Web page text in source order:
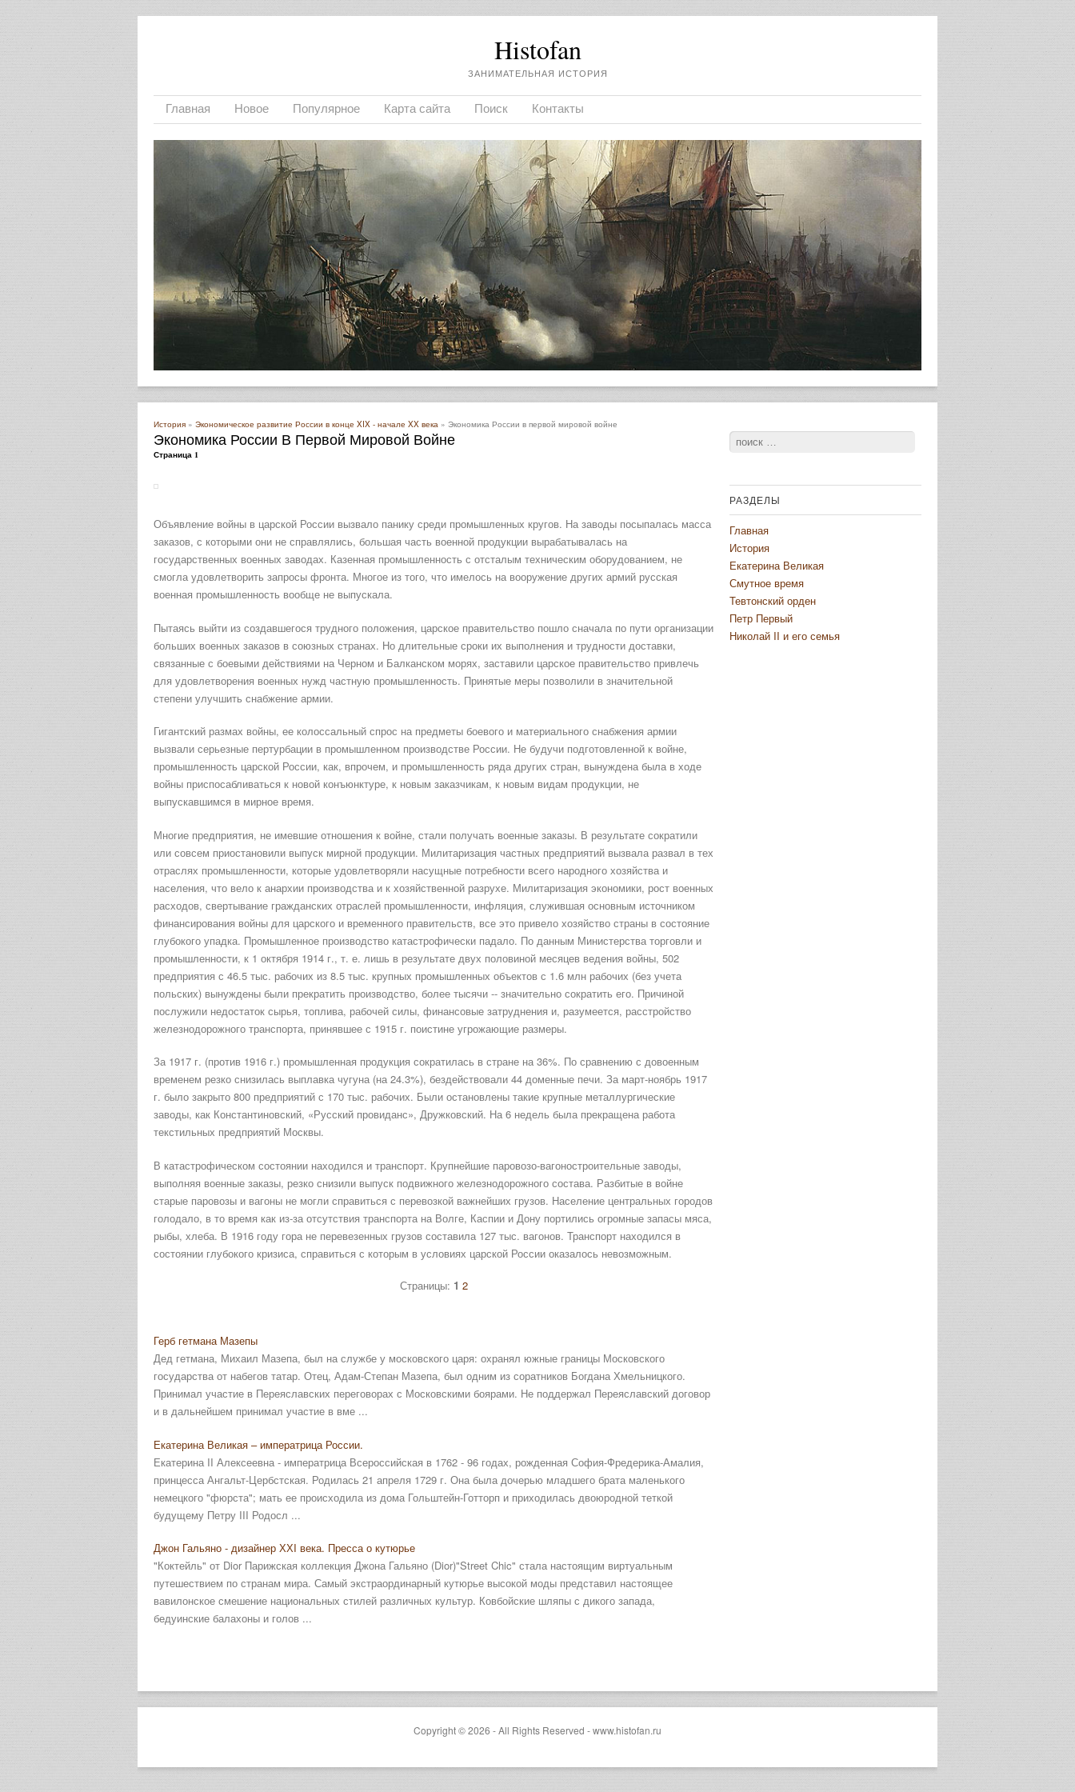
Histofan
ЗАНИМАТЕЛЬНАЯ ИСТОРИЯ
Главная Новое Популярное Карта сайта Поиск Контакты
История » Экономическое развитие России в конце XIX - начале XX века » Экономика России в первой мировой войне
Экономика России В Первой Мировой Войне
Страница 1
Объявление войны в царской России вызвало панику среди промышленных кругов. На заводы посыпалась масса
заказов, с которыми они не справлялись, большая часть военной продукции вырабатывалась на
государственных военных заводах. Казенная промышленность с отсталым техническим оборудованием, не
смогла удовлетворить запросы фронта. Многое из того, что имелось на вооружение других армий русская
военная промышленность вообще не выпускала.
Пытаясь выйти из создавшегося трудного положения, царское правительство пошло сначала по пути организации
больших военных заказов в союзных странах. Но длительные сроки их выполнения и трудности доставки,
связанные с боевыми действиями на Черном и Балканском морях, заставили царское правительство привлечь
для удовлетворения военных нужд частную промышленность. Принятые меры позволили в значительной
степени улучшить снабжение армии.
Гигантский размах войны, ее колоссальный спрос на предметы боевого и материального снабжения армии
вызвали серьезные пертурбации в промышленном производстве России. Не будучи подготовленной к войне,
промышленность царской России, как, впрочем, и промышленность ряда других стран, вынуждена была в ходе
войны приспосабливаться к новой конъюнктуре, к новым заказчикам, к новым видам продукции, не
выпускавшимся в мирное время.
Многие предприятия, не имевшие отношения к войне, стали получать военные заказы. В результате сократили
или совсем приостановили выпуск мирной продукции. Милитаризация частных предприятий вызвала развал в тех
отраслях промышленности, которые удовлетворяли насущные потребности всего народного хозяйства и
населения, что вело к анархии производства и к хозяйственной разрухе. Милитаризация экономики, рост военных
расходов, свертывание гражданских отраслей промышленности, инфляция, служившая основным источником
финансирования войны для царского и временного правительств, все это привело хозяйство страны в состояние
глубокого упадка. Промышленное производство катастрофически падало. По данным Министерства торговли и
промышленности, к 1 октября 1914 г., т. е. лишь в результате двух половиной месяцев ведения войны, 502
предприятия с 46.5 тыс. рабочих из 8.5 тыс. крупных промышленных объектов с 1.6 млн рабочих (без учета
польских) вынуждены были прекратить производство, более тысячи -- значительно сократить его. Причиной
послужили недостаток сырья, топлива, рабочей силы, финансовые затруднения и, разумеется, расстройство
железнодорожного транспорта, принявшее с 1915 г. поистине угрожающие размеры.
За 1917 г. (против 1916 г.) промышленная продукция сократилась в стране на 36%. По сравнению с довоенным
временем резко снизилась выплавка чугуна (на 24.3%), бездействовали 44 доменные печи. За март-ноябрь 1917
г. было закрыто 800 предприятий с 170 тыс. рабочих. Были остановлены такие крупные металлургические
заводы, как Константиновский, «Русский провиданс», Дружковский. На 6 недель была прекращена работа
текстильных предприятий Москвы.
В катастрофическом состоянии находился и транспорт. Крупнейшие паровозо-вагоностроительные заводы,
выполняя военные заказы, резко снизили выпуск подвижного железнодорожного состава. Разбитые в войне
старые паровозы и вагоны не могли справиться с перевозкой важнейших грузов. Население центральных городов
голодало, в то время как из-за отсутствия транспорта на Волге, Каспии и Дону портились огромные запасы мяса,
рыбы, хлеба. В 1916 году гора не перевезенных грузов составила 127 тыс. вагонов. Транспорт находился в
состоянии глубокого кризиса, справиться с которым в условиях царской России оказалось невозможным.
Страницы: 1 2
Герб гетмана Мазепы
Дед гетмана, Михаил Мазепа, был на службе у московского царя: охранял южные границы Московского
государства от набегов татар. Отец, Адам-Степан Мазепа, был одним из соратников Богдана Хмельницкого.
Принимал участие в Переяславских переговорах с Московскими боярами. Не поддержал Переяславский договор
и в дальнейшем принимал участие в вме ...
Екатерина Великая – императрица России.
Екатерина II Алексеевна - императрица Всероссийская в 1762 - 96 годах, рожденная София-Фредерика-Амалия,
принцесса Ангальт-Цербстская. Родилась 21 апреля 1729 г. Она была дочерью младшего брата маленького
немецкого "фюрста"; мать ее происходила из дома Гольштейн-Готторп и приходилась двоюродной теткой
будущему Петру III Родосл ...
Джон Гальяно - дизайнер ХХI века. Пресса о кутюрье
"Коктейль" от Dior Парижская коллекция Джона Гальяно (Dior)"Street Chic" стала настоящим виртуальным
путешествием по странам мира. Самый экстраординарный кутюрье высокой моды представил настоящее
вавилонское смешение национальных стилей различных культур. Ковбойские шляпы с дикого запада,
бедуинские балахоны и голов ...
Поиск
РАЗДЕЛЫ
Главная
История
Екатерина Великая
Смутное время
Тевтонский орден
Петр Первый
Николай II и его семья
Copyright © 2026 - All Rights Reserved - www.histofan.ru